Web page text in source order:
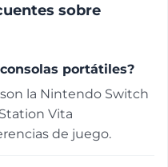
sobre
portátiles?
la Nintendo Switch
Vita
de juego.